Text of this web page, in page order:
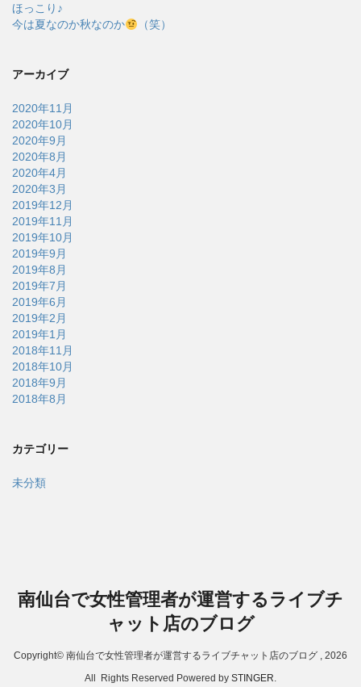
ほっこり♪
今は夏なのか秋なのか
（笑）
アーカイブ
2020年11月
2020年10月
2020年9月
2020年8月
2020年4月
2020年3月
2019年12月
2019年11月
2019年10月
2019年9月
2019年8月
2019年7月
2019年6月
2019年2月
2019年1月
2018年11月
2018年10月
2018年9月
2018年8月
カテゴリー
未分類
南仙台で女性管理者が運営するライブチ
ャット店のブログ
Copyright© 南仙台で女性管理者が運営するライブチャット店のブログ , 2026
All Rights Reserved Powered by STINGER.